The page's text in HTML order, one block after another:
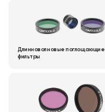
Длинноволновые поглощающие
фильтры